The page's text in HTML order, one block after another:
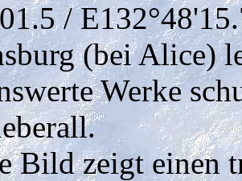
/
(bei Alice)
Werke
Bild zeigt einen